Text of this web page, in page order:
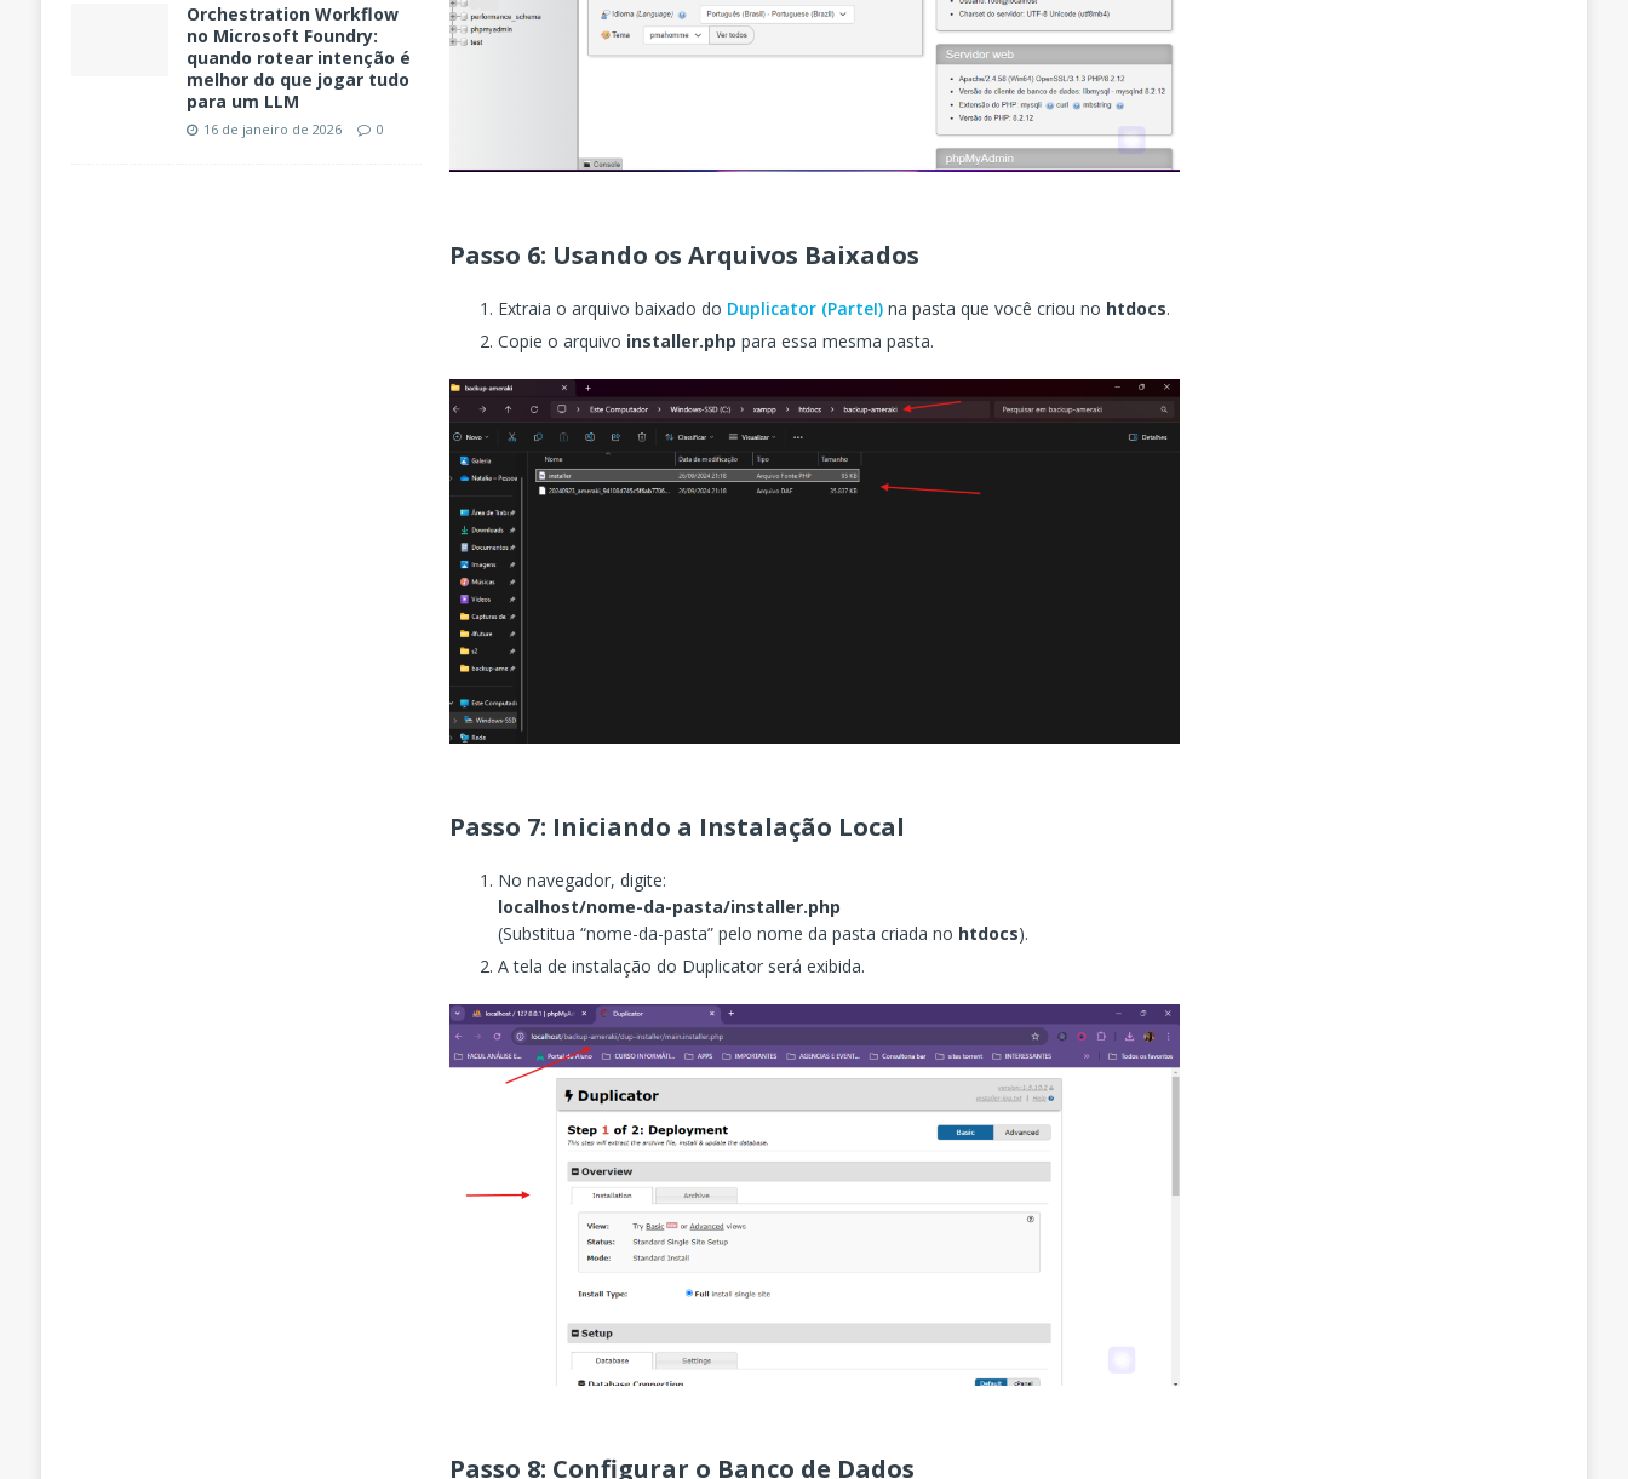
Passo 6: Usando os Arquivos Baixados
Extraia o arquivo baixado do Duplicator (ParteI) na pasta que você criou no htdocs.
Copie o arquivo installer.php para essa mesma pasta.
Passo 7: Iniciando a Instalação Local
No navegador, digite:
localhost/nome-da-pasta/installer.php
(Substitua “nome-da-pasta” pelo nome da pasta criada no htdocs).
A tela de instalação do Duplicator será exibida.
Passo 8: Configurar o Banco de Dados
Orchestration Workflow
no Microsoft Foundry:
quando rotear intenção é
melhor do que jogar tudo
para um LLM
16 de janeiro de 2026 0